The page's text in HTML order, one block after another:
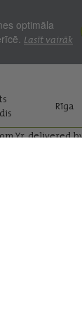
optimāla
Lasīt vairāk
Rīga
Yr, delivered